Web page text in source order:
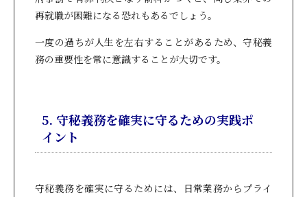
再就職が困難になる恐れもあるでしょう。
一度の過ちが人生を左右することがあるため、守秘義
務の重要性を常に意識することが大切です。
5. 守秘義務を確実に守るための実践ポ
イント
守秘義務を確実に守るためには、日常業務からプライ